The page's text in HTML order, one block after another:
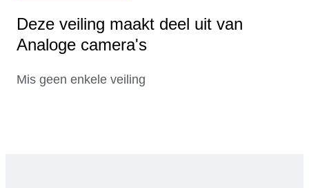
Deze veiling maakt deel uit van
Analoge camera's
Mis geen enkele veiling